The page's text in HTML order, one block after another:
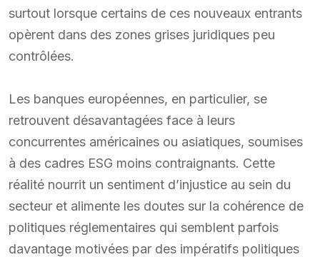
surtout lorsque certains de ces nouveaux entrants
opèrent dans des zones grises juridiques peu
contrôlées.
Les banques européennes, en particulier, se
retrouvent désavantagées face à leurs
concurrentes américaines ou asiatiques, soumises
à des cadres ESG moins contraignants. Cette
réalité nourrit un sentiment d’injustice au sein du
secteur et alimente les doutes sur la cohérence de
politiques réglementaires qui semblent parfois
davantage motivées par des impératifs politiques